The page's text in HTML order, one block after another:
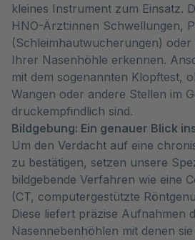
kleines Instrument zum Einsatz.
HNO-Ärzt:innen Schwellungen,
(Schleimhautwucherungen) oder
Ihrer Nasenhöhle erkennen.
mit dem sogenannten Klopftest,
Wangen oder andere Stellen im
druckempfindlich sind.
Bildgebung: Ein genauer Blick
Um den Verdacht auf eine
zu bestätigen, setzen unsere
bildgebende Verfahren wie eine
(CT, computergestützte
Diese liefert präzise Aufnahmen
Nasennebenhöhlen mit denen